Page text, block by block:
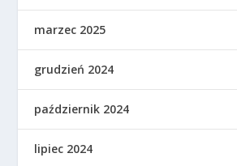
marzec 2025
grudzień 2024
październik 2024
lipiec 2024